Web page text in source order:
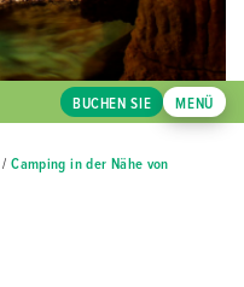
BUCHEN SIE MENÜ
/Camping in der Nähe von